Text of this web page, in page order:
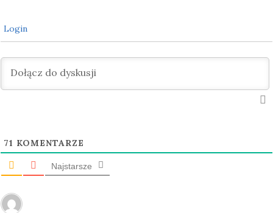
Login
71 KOMENTARZE
Najstarsze